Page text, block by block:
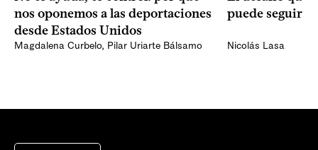
nos oponemos a las deportaciones
desde Estados Unidos
Magdalena Curbelo, Pilar Uriarte Bálsamo
puede seguir
Nicolás Lasa